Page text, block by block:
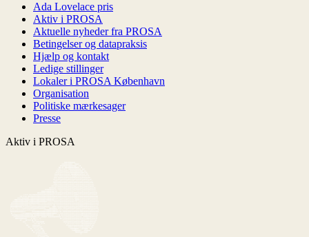
Ada Lovelace pris
Aktiv i PROSA
Aktuelle nyheder fra PROSA
Betingelser og datapraksis
Hjælp og kontakt
Ledige stillinger
Lokaler i PROSA København
Organisation
Politiske mærkesager
Presse
Aktiv i PROSA